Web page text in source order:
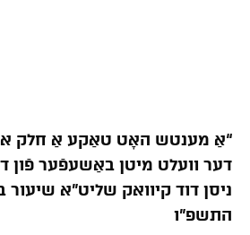
“אַ מענטש האָט טאַקע אַ חלק
דער וועלט מיטן באַשעפֿער פֿון
ניסן דוד קיוואק שליט”א שיעור
התשפ”ו